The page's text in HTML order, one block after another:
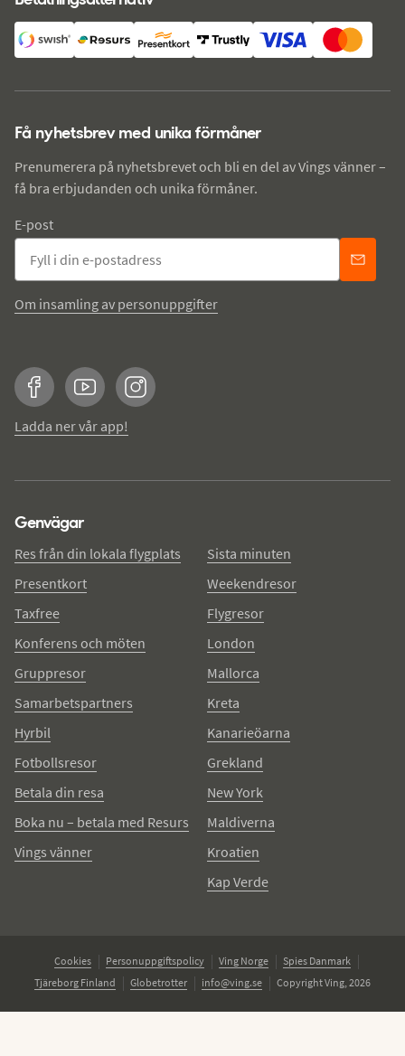
Få nyhetsbrev med unika förmåner
Prenumerera på nyhetsbrevet och bli en del av Vings vänner –
få bra erbjudanden och unika förmåner.
E-post
Om insamling av personuppgifter
FacebookYouTubeInstagram
Ladda ner vår app!
Genvägar
Res från din lokala flygplats
Presentkort
Taxfree
Konferens och möten
Gruppresor
Samarbetspartners
Hyrbil
Fotbollsresor
Betala din resa
Boka nu – betala med Resurs
Vings vänner
Sista minuten
Weekendresor
Flygresor
London
Mallorca
Kreta
Kanarieöarna
Grekland
New York
Maldiverna
Kroatien
Kap Verde
Cookies Personuppgiftspolicy Ving Norge
Spies Danmark
Tjäreborg Finland
Globetrotter info@ving.se Copyright Ving, 2026